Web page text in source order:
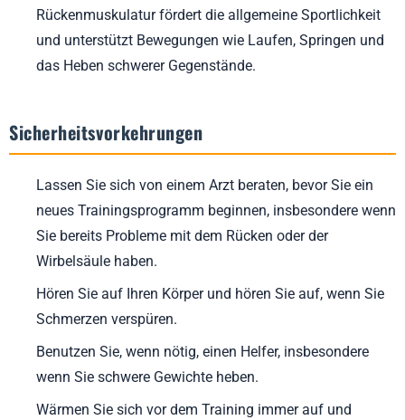
Rückenmuskulatur fördert die allgemeine Sportlichkeit
und unterstützt Bewegungen wie Laufen, Springen und
das Heben schwerer Gegenstände.
Sicherheitsvorkehrungen
Lassen Sie sich von einem Arzt beraten, bevor Sie ein
neues Trainingsprogramm beginnen, insbesondere wenn
Sie bereits Probleme mit dem Rücken oder der
Wirbelsäule haben.
Hören Sie auf Ihren Körper und hören Sie auf, wenn Sie
Schmerzen verspüren.
Benutzen Sie, wenn nötig, einen Helfer, insbesondere
wenn Sie schwere Gewichte heben.
Wärmen Sie sich vor dem Training immer auf und